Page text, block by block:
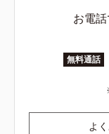
お電
無料通話
よ